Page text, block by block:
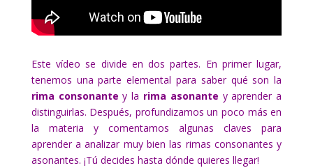
Este vídeo se divide en dos partes. En primer lugar,
tenemos una parte elemental para saber qué son la
rima consonante y la rima asonante y aprender a
distinguirlas. Después, profundizamos un poco más en
la materia y comentamos algunas claves para
aprender a analizar muy bien las rimas consonantes y
asonantes. ¡Tú decides hasta dónde quieres llegar!